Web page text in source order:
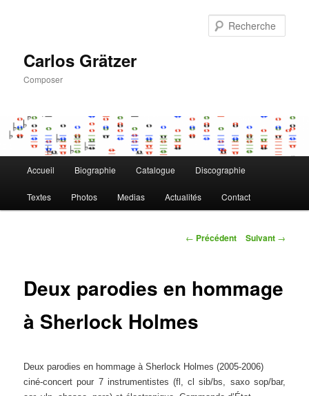
Carlos Grätzer
Composer
principal
Accueil Biographie Catalogue Discographie
Textes Photos Medias Actualités Contact
Navigation
← Précédent Suivant →
Deux parodies en hommage
à Sherlock Holmes
Deux parodies en hommage à Sherlock Holmes (2005-2006)
ciné-concert pour 7 instrumentistes (fl, cl sib/bs, saxo sop/bar,